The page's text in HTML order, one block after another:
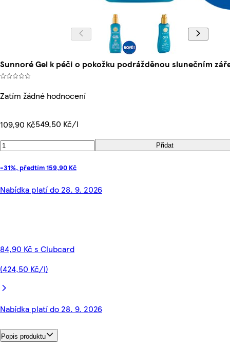
Sunnoré Gel k péči o pokožku podrážděnou slunečním
Zatím žádné hodnocení
109,90 Kč549,50 Kč/l
Přidat
-31%, předtím 159,90 Kč
Nabídka platí do 28. 9. 2026
84,90 Kč s Clubcard
(424,50 Kč/l)
Nabídka platí do 28. 9. 2026
Popis produktu